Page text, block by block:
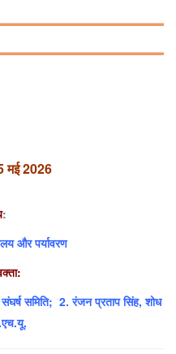
मई 2026
:
और पर्यावरण
संघर्ष समिति; 2. रंजन प्रताप सिंह, शोध